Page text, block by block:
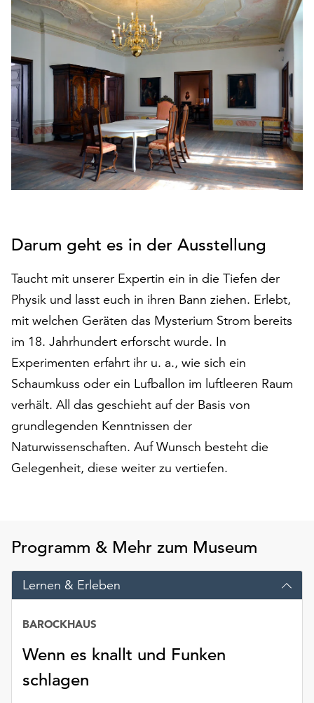
den
Betrieb
Seite
notwendig
sind
(funktionale
Cookies),
sowie
solche,
die
lediglich
Statistikzwecken
genutzt
werden.
Klicken
Sie
auf
„Alle
akzeptieren“,
um
alle
Cookies
zu
akzeptieren.
können
ändern
und
widerrufen.
Dafür
steht
Ihnen
Ende
Seite
Darum geht es in der Ausstellung
Taucht mit unserer Expertin ein in die Tiefen der
Physik und lasst euch in ihren Bann ziehen. Erlebt,
mit welchen Geräten das Mysterium Strom bereits
im 18. Jahrhundert erforscht wurde. In
Experimenten erfahrt ihr u. a., wie sich ein
Schaumkuss oder ein Lufballon im luftleeren Raum
verhält. All das geschieht auf der Basis von
grundlegenden Kenntnissen der
Naturwissenschaften. Auf Wunsch besteht die
Gelegenheit, diese weiter zu vertiefen.
Programm & Mehr zum Museum
Lernen & Erleben
Wenn es knallt und Funken
schlagen
BAROCKHAUS